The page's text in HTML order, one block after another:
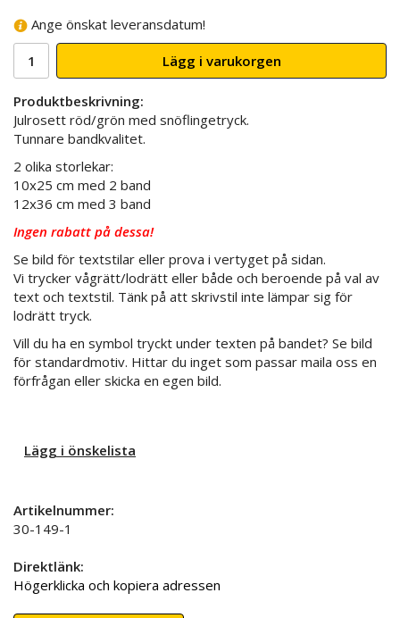
Ange önskat leveransdatum!
Lägg i varukorgen
Produktbeskrivning:
Julrosett röd/grön med snöflingetryck.
Tunnare bandkvalitet.
2 olika storlekar:
10x25 cm med 2 band
12x36 cm med 3 band
Ingen rabatt på dessa!
Se bild för textstilar eller prova i vertyget på sidan.
Vi trycker vågrätt/lodrätt eller både och beroende på val av
text och textstil. Tänk på att skrivstil inte lämpar sig för
lodrätt tryck.
Vill du ha en symbol tryckt under texten på bandet? Se bild
för standardmotiv. Hittar du inget som passar maila oss en
förfrågan eller skicka en egen bild.
Lägg i önskelista
Artikelnummer:
30-149-1
Direktlänk:
Högerklicka och kopiera adressen